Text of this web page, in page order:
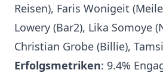
Reisen), Faris Wonigeit
Lowery (Bar2), Lika Somoye
Christian Grobe (Billie),
Erfolgsmetriken: 9.4%